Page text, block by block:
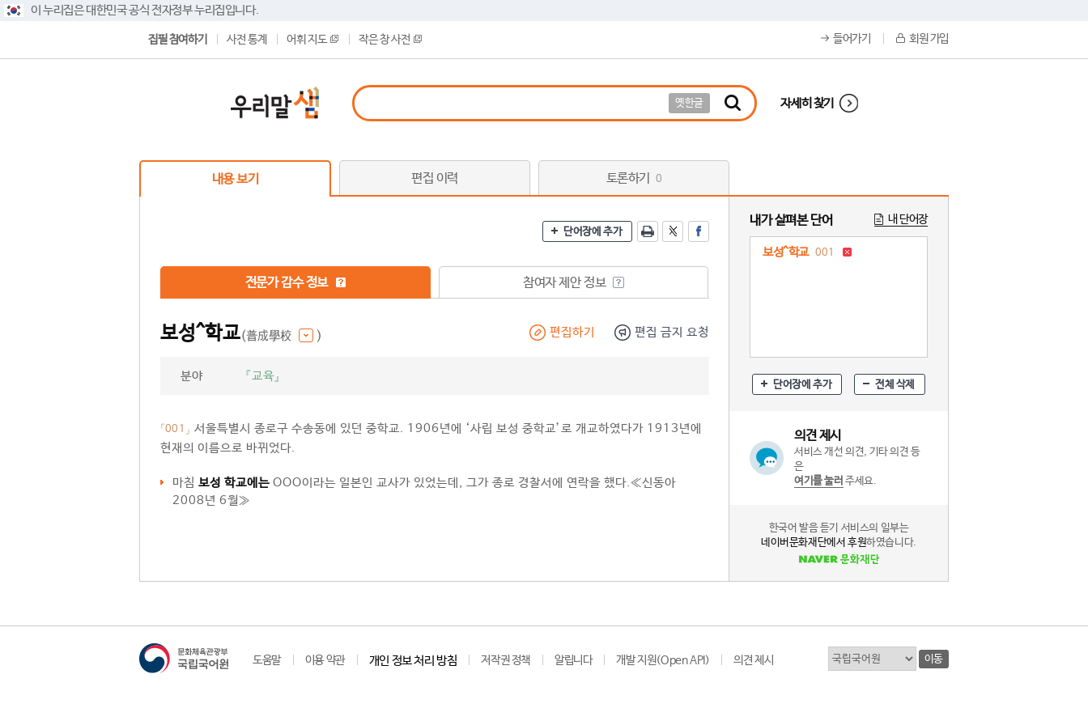
이 누리집은 대한민국 공식 전자정부 누리집입니다.
집필 참여하기 사전 통계 어휘 지도 작은 창 사전 들어가기 회원 가입
옛한글 자세히 찾기
내용 보기 편집 이력 토론하기 0
단어장에 추가
전문가 감수 정보 참여자 제안 정보
보성^학교(普成學校 ) 편집하기 편집 금지 요청
분야 『교육』
「001」 서울특별시 종로구 수송동에 있던 중학교. 1906년에 ‘사립 보성 중학교’로 개교하였다가 1913년에
현재의 이름으로 바뀌었다.
마침 보성 학교에는 OOO이라는 일본인 교사가 있었는데, 그가 종로 경찰서에 연락을 했다.≪신동아
2008년 6월≫
내가 살펴본 단어 내 단어장
보성^학교 001
단어장에 추가 전체 삭제
의견 제시
서비스 개선 의견, 기타 의견 등
은
여기를 눌러 주세요.
한국어 발음 듣기 서비스의 일부는
네이버문화재단에서 후원하였습니다.
도움말 이용 약관 개인 정보 처리 방침 저작권 정책 알립니다 개발 지원(Open API) 의견 제시 이동